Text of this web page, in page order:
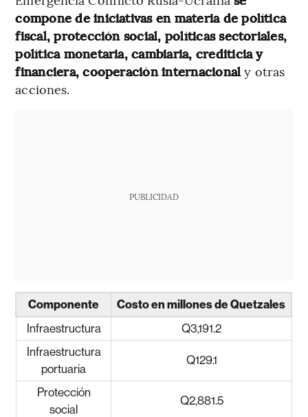
compone de iniciativas en materia de política
fiscal, protección social, políticas sectoriales,
política monetaria, cambiaria, crediticia y
financiera, cooperación internacional y otras
acciones.
PUBLICIDAD
Componente
Costo en millones de Quetzales
Infraestructura
Q3,191.2
Infraestructura
portuaria
Q129.1
Protección
social
Q2,881.5